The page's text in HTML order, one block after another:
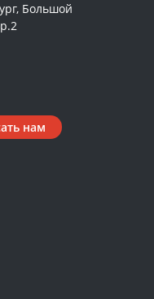
Большой
нам